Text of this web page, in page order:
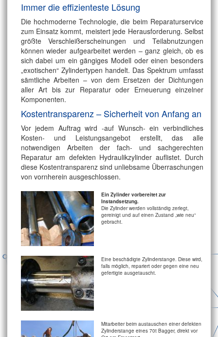
Immer die effizienteste Lösung
Die hochmoderne Technologie, die beim Reparaturservice
zum Einsatz kommt, meistert jede Herausforderung. Selbst
größte Verschleißerscheinungen und Teilabnutzungen
können wieder aufgearbeitet werden – ganz gleich, ob es
sich dabei um ein gängiges Modell oder einen besonders
„exotischen“ Zylindertypen handelt. Das Spektrum umfasst
sämtliche Arbeiten – von dem Ersetzen der Dichtungen
aller Art bis zur Reparatur oder Erneuerung einzelner
Komponenten.
Kostentransparenz – Sicherheit von Anfang an
Vor jedem Auftrag wird -auf Wunsch- ein verbindliches
Kosten- und Leistungsangebot erstellt, das alle
notwendigen Arbeiten der fach- und sachgerechten
Reparatur am defekten Hydraulikzylinder auflistet. Durch
diese Kostentransparenz sind unliebsame Überraschungen
von vornherein ausgeschlossen.
Ein Zylinder vorbereitet zur
Instandsetzung.
Die Zylinder werden vollständig zerlegt,
gereinigt und auf einen Zustand „wie neu“
gebracht.
Eine beschädigte Zylinderstange. Diese wird,
falls möglich, repariert oder gegen eine neu
gefertigte ausgetauscht.
Mitarbeiter beim austauschen einer defekten
Zylinderstange eines 70t Bagger, direkt vor